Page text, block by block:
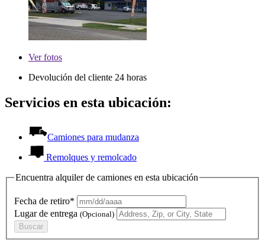
Verfotos
Devolución del cliente 24 horas
Servicios en esta ubicación:
Camiones para mudanza
Remolques y remolcado
Encuentra alquiler de camiones en esta ubicación
Fecha de retiro*
Lugar de entrega (Opcional)
Buscar